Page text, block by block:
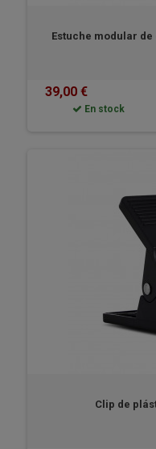
Estuche modular
39,00 €
En stock
Clip de